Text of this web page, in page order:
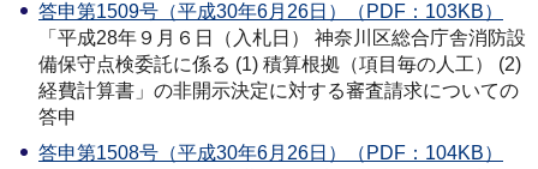
答申第1509号（平成30年6月26日）（PDF：103KB）
「平成28年９月６日（入札日） 神奈川区総合庁舎消防設
備保守点検委託に係る (1) 積算根拠（項目毎の人工） (2)
経費計算書」の非開示決定に対する審査請求についての
答申
答申第1508号（平成30年6月26日）（PDF：104KB）